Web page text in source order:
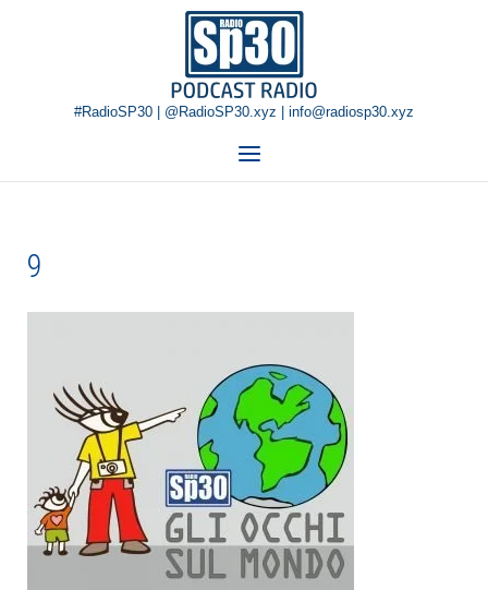
Home
#RadioSP30 | @RadioSP30.xyz | info@radiosp30.xyz
Menu
9